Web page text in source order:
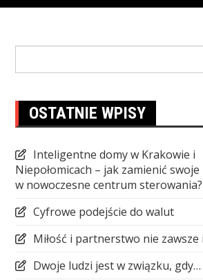
OSTATNIE WPISY
Inteligentne domy w Krakowie i
Niepołomicach – jak zamienić
w nowoczesne centrum sterowania?
Cyfrowe podejście do walut
Miłość i partnerstwo nie zawsze
Dwoje ludzi jest w związku, gdy…